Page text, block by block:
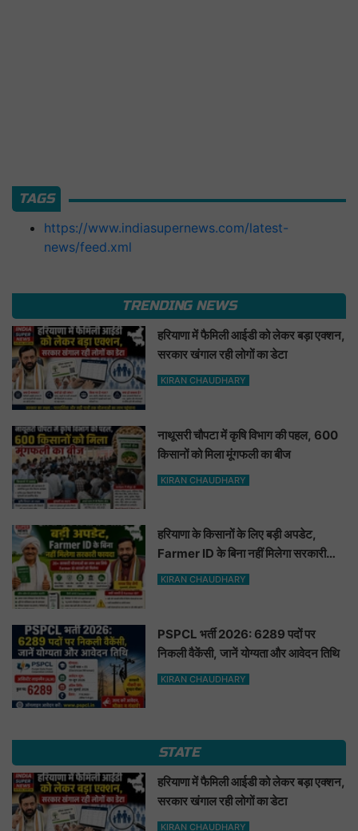
TAGS
https://www.indiasupernews.com/latest-
news/feed.xml
TRENDING NEWS
हरियाणा में फैमिली आईडी को लेकर बड़ा एक्शन,
सरकार खंगाल रही लोगों का डेटा
KIRAN CHAUDHARY
नाथूसरी चौपटा में कृषि विभाग की पहल, 600
किसानों को मिला मूंगफली का बीज
KIRAN CHAUDHARY
हरियाणा के किसानों के लिए बड़ी अपडेट,
Farmer ID के बिना नहीं मिलेगा सरकारी
फायदा
KIRAN CHAUDHARY
PSPCL भर्ती 2026: 6289 पदों पर
निकली वैकेंसी, जानें योग्यता और आवेदन तिथि
KIRAN CHAUDHARY
STATE
हरियाणा में फैमिली आईडी को लेकर बड़ा एक्शन,
सरकार खंगाल रही लोगों का डेटा
KIRAN CHAUDHARY